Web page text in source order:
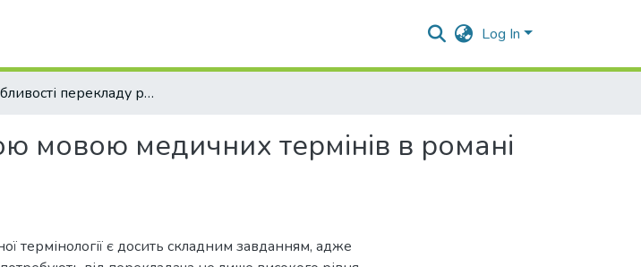
Log In
Особливості перекладу російською мовою медичних термінів в романі Джоді Піколт «Ангел для сестри»
мовою медичних термінів в романі
термінології є досить складним завданням, адже